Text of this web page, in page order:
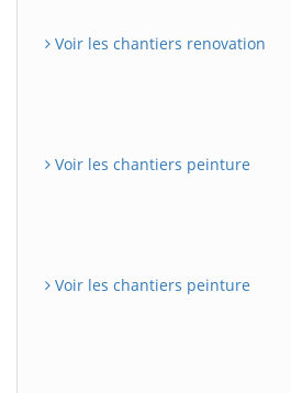
Voir les chantiers renovation
Voir les chantiers peinture
Voir les chantiers peinture